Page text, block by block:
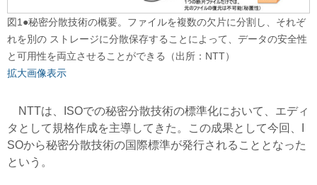
図1●秘密分散技術の概要。ファイルを複数の欠片に分割し、それぞ
れを別の ストレージに分散保存することによって、データの安全性
と可用性を両立させることができる（出所：NTT）
拡大画像表示
NTTは、ISOでの秘密分散技術の標準化において、エディ
タとして規格作成を主導してきた。この成果として今回、I
SOから秘密分散技術の国際標準が発行されることとなった
という。